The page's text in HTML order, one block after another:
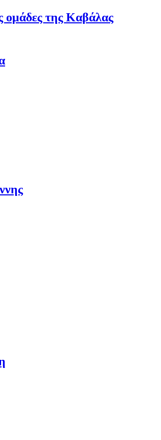
ομάδες της Καβάλας